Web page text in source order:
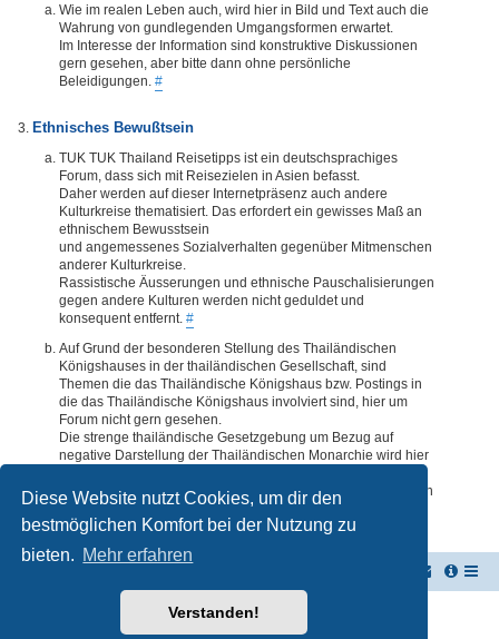
Diese Website nutzt Cookies, um dir den
bestmöglichen Komfort bei der Nutzung zu
bieten. Mehr erfahren
Verstanden!
Wie im realen Leben auch, wird hier in Bild und Text auch die
Wahrung von gundlegenden Umgangsformen erwartet.
Im Interesse der Information sind konstruktive Diskussionen
gern gesehen, aber bitte dann ohne persönliche
Beleidigungen. #
Ethnisches Bewußtsein
TUK TUK Thailand Reisetipps ist ein deutschsprachiges
Forum, dass sich mit Reisezielen in Asien befasst.
Daher werden auf dieser Internetpräsenz auch andere
Kulturkreise thematisiert. Das erfordert ein gewisses Maß an
ethnischem Bewusstsein
und angemessenes Sozialverhalten gegenüber Mitmenschen
anderer Kulturkreise.
Rassistische Äusserungen und ethnische Pauschalisierungen
gegen andere Kulturen werden nicht geduldet und
konsequent entfernt. #
Auf Grund der besonderen Stellung des Thailändischen
Königshauses in der thailändischen Gesellschaft, sind
Themen die das Thailändische Königshaus bzw. Postings in
die das Thailändische Königshaus involviert sind, hier um
Forum nicht gern gesehen.
Die strenge thailändische Gesetzgebung um Bezug auf
negative Darstellung der Thailändischen Monarchie wird hier
deren Inhalte diesbezüglich auch nur ansatzweise bedenklich
erscheinen, kommentarlos entfernt. #
Powered byphpBB® Forum Software © phpBB Limited
Deutsche Übersetzung durchphpBB.de